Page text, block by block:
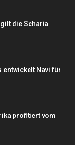
die Scharia
entwickelt Navi für
profitiert vom